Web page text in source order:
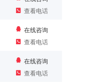
查看电话
在线咨询
查看电话
在线咨询
查看电话